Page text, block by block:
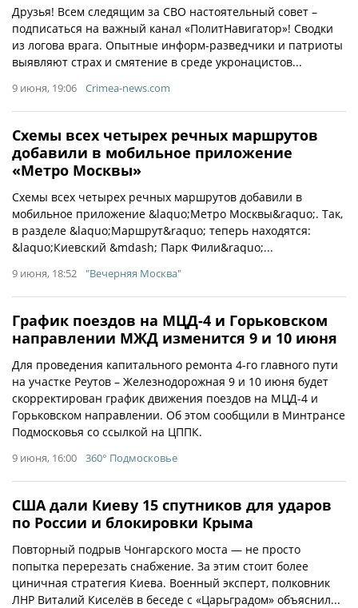
Друзья! Всем следящим за СВО настоятельный совет –
подписаться на важный канал «ПолитНавигатор»! Сводки
из логова врага. Опытные информ-разведчики и патриоты
выявляют страх и смятение в среде укронацистов...
9 июня, 19:06 Crimea-news.com
Схемы всех четырех речных маршрутов
добавили в мобильное приложение
«Метро Москвы»
Схемы всех четырех речных маршрутов добавили в
мобильное приложение &laquo;Метро Москвы&raquo;. Так,
в разделе &laquo;Маршрут&raquo; теперь находятся:
&laquo;Киевский &mdash; Парк Фили&raquo;...
9 июня, 18:52 "Вечерняя Москва"
График поездов на МЦД-4 и Горьковском
направлении МЖД изменится 9 и 10 июня
Для проведения капитального ремонта 4-го главного пути
на участке Реутов – Железнодорожная 9 и 10 июня будет
скорректирован график движения поездов на МЦД-4 и
Горьковском направлении. Об этом сообщили в Минтрансе
Подмосковья со ссылкой на ЦППК.
9 июня, 16:00 360° Подмосковье
США дали Киеву 15 спутников для ударов
по России и блокировки Крыма
Повторный подрыв Чонгарского моста — не просто
попытка перерезать снабжение. За этим стоит более
циничная стратегия Киева. Военный эксперт, полковник
ЛНР Виталий Киселёв в беседе с «Царьградом» объяснил...